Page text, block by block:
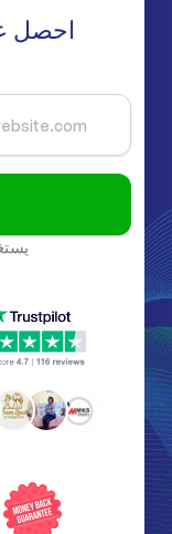
احصل على 2000